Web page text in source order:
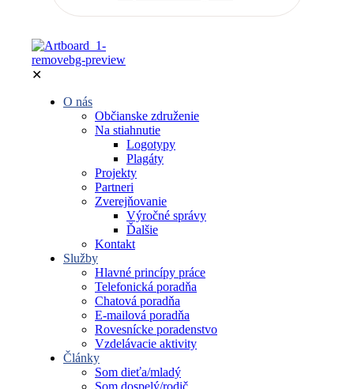
✕
O nás
Občianske združenie
Na stiahnutie
Logotypy
Plagáty
Projekty
Partneri
Zverejňovanie
Výročné správy
Ďalšie
Kontakt
Služby
Hlavné princípy práce
Telefonická poradňa
Chatová poradňa
E-mailová poradňa
Rovesnícke poradenstvo
Vzdelávacie aktivity
Články
Som dieťa/mladý
Som dospelý/rodič